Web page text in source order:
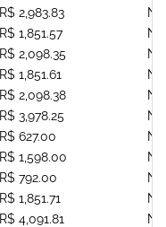
R$ 2,983.83
R$ 1,851.57
R$ 2,098.35
R$ 1,851.61
R$ 2,098.38
R$ 3,978.25
R$ 627.00
R$ 1,598.00
R$ 792.00
R$ 1,851.71
R$ 4,091.81